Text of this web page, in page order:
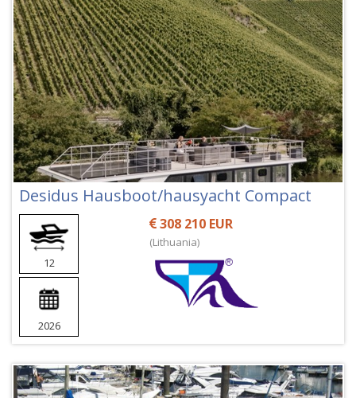
Desidus Hausboot/hausyacht Compact
12
2026
308 210 EUR
(Lithuania)